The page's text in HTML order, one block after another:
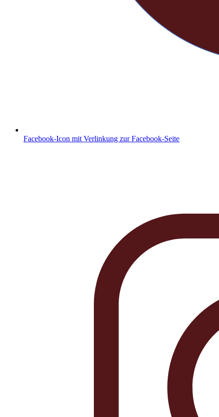
Facebook-Icon mit Verlinkung zur Facebook-Seite